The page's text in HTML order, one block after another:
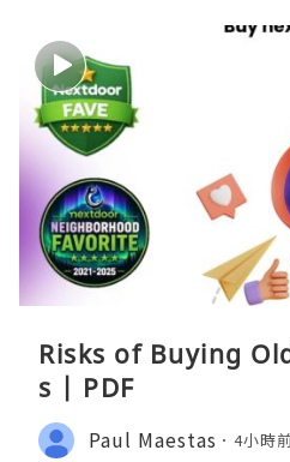
Risks of Buying
s | PDF
Paul Maestas 4小時